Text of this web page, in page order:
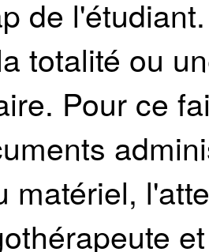
de
totalité ou
Pour ce
matériel,